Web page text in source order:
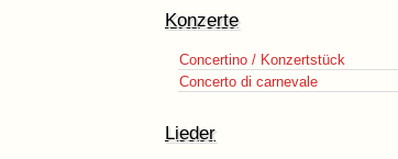
Konzerte
Concertino / Konzertstück
Concerto di carnevale
Lieder